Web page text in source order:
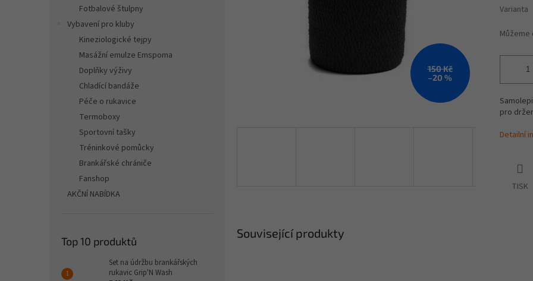
Fotbalové štulpny
Vybavení pro kluby
Kineziologické tejpy
Masážní emulze Emspoma
Doplňky výživy
Chladící bandáže
Péče o rukavice
Termoboxy
Sportovní tašky
Tréninkové pomůcky
Brankářské chrániče
Fanshop
AKČNÍ NABÍDKA
Top 10 produktů
Set na údržbu brankářských
rukavic Grip'N Wash
150 Kč
–20 %
Varianta
pro
Detailní
TISK
Související produkty